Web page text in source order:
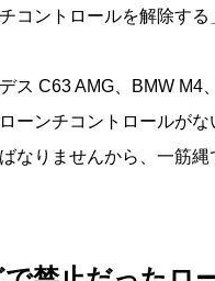
コントロールを解除す
ス C63 AMG、BMW M4
ーンチコントロールが
なりませんから、一筋